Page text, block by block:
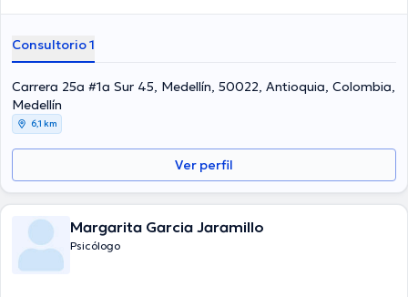
Consultorio 1
Carrera 25a #1a Sur 45, Medellín, 50022, Antioquia, Colombia,
Medellín
6,1 km
Ver perfil
Margarita Garcia Jaramillo
Psicólogo